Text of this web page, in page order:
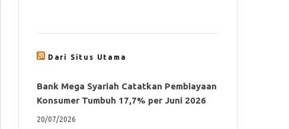
Dari Situs Utama
Bank Mega Syariah Catatkan Pembiayaan
Konsumer Tumbuh 17,7% per Juni 2026
20/07/2026